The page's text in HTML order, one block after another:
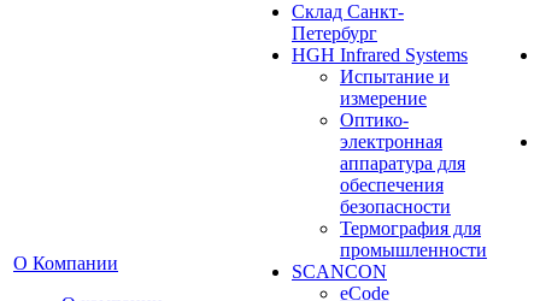
О Компании
Cклад Санкт-
Петербург
HGH Infrared Systems
Испытание и
измерение
Оптико-
электронная
аппаратура для
обеспечения
безопасности
Термография для
промышленности
SCANCON
eCode